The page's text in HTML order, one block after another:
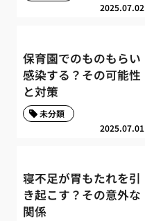
2025.07.02
保育園でのものもらい
感染する？その可能性
と対策
2025.07.01
未分類
寝不足が胃もたれを引
き起こす？その意外な
関係